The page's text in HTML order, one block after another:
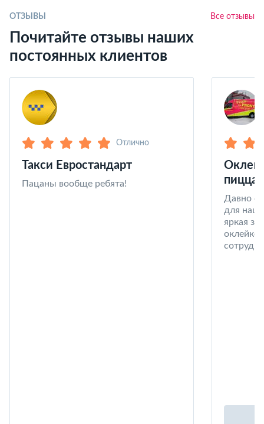
ОТЗЫВЫ Все отзывы
Почитайте отзывы наших
постоянных клиентов
Отлично
Такси Евростандарт
Пацаны вообще ребята!
пицца
Давно
для
яркая
оклейке